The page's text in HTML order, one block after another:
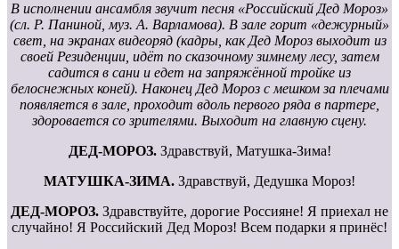
В исполнении ансамбля звучит песня «Российский Дед Мороз»
(сл. Р. Паниной, муз. А. Варламова). В зале горит «дежурный»
свет, на экранах видеоряд (кадры, как Дед Мороз выходит из
своей Резиденции, идёт по сказочному зимнему лесу, затем
садится в сани и едет на запряжённой тройке из
белоснежных коней). Наконец Дед Мороз с мешком за плечами
появляется в зале, проходит вдоль первого ряда в партере,
здоровается со зрителями. Выходит на главную сцену.
ДЕД-МОРОЗ.Здравствуй, Матушка-Зима!
МАТУШКА-ЗИМА. Здравствуй, Дедушка Мороз!
ДЕД-МОРОЗ. Здравствуйте, дорогие Россияне! Я приехал не
случайно! Я Российский Дед Мороз! Всем подарки я принёс!